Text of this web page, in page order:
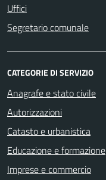
Uffici
Segretario comunale
CATEGORIE DI SERVIZIO
Anagrafe e stato civile
Autorizzazioni
Catasto e urbanistica
Educazione e formazione
Imprese e commercio